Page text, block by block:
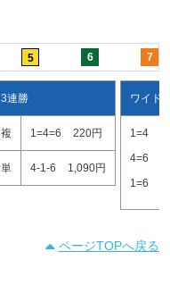
5 6 7
3連勝
複 1=4=6 220円
単 4-1-6 1,090円
ワイド
1=4
4=6
1=6
ページTOPへ戻る